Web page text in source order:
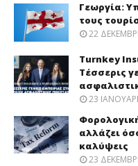
Γεωργία:
τους
22
Turnkey
Τέσσερις
23
αλλάζει
καλύψεις
23